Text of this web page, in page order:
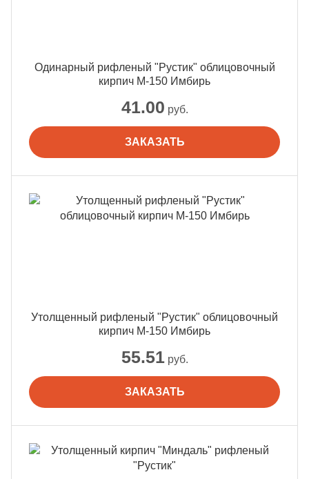
41.00 руб.
ЗАКАЗАТЬ
Одинарный рифленый "Рустик" облицовочный
кирпич М-150 Имбирь
55.51руб.
ЗАКАЗАТЬ
Утолщенный рифленый "Рустик" облицовочный
кирпич М-150 Имбирь